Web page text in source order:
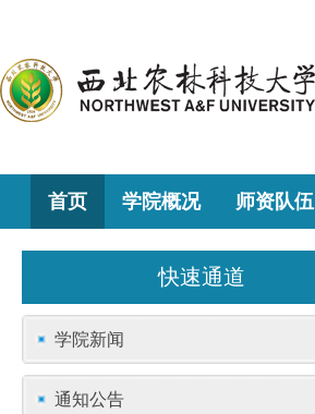
首页 学院概况 师资队伍
快速通道
学院新闻
通知公告